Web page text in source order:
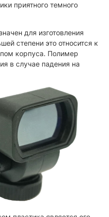
приятного темного
для изготовления
степени это относится к
корпуса. Полимер
в случае падения на